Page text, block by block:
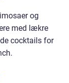
og
med lækre
cocktails for